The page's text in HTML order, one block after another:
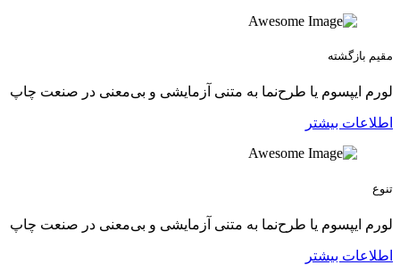
مقیم بازگشته
لورم ایپسوم یا طرح‌نما به متنی آزمایشی و بی‌معنی در صنعت چاپ
اطلاعات بیشتر
تنوع
لورم ایپسوم یا طرح‌نما به متنی آزمایشی و بی‌معنی در صنعت چاپ
اطلاعات بیشتر